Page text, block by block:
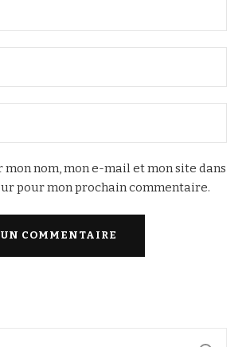
nom, mon e-mail et mon site dans
pour mon prochain commentaire.